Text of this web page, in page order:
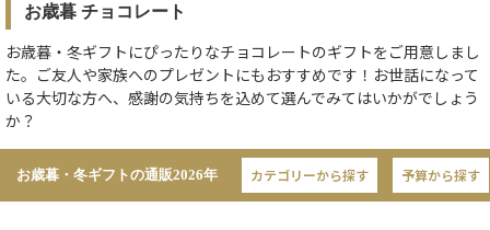
お歳暮 チョコレート
お歳暮・冬ギフトにぴったりなチョコレートのギフトをご用意しまし
た。ご友人や家族へのプレゼントにもおすすめです！お世話になって
いる大切な方へ、感謝の気持ちを込めて選んでみてはいかがでしょう
か？
お歳暮・冬ギフトの通販2026年 カテゴリーから探す 予算から探す